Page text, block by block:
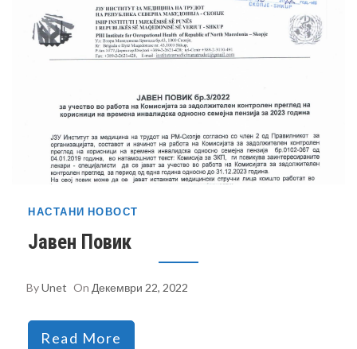
НАСТАНИ НОВОСТ
Јавен Повик
ByUnet On Декември 22, 2022
Read More